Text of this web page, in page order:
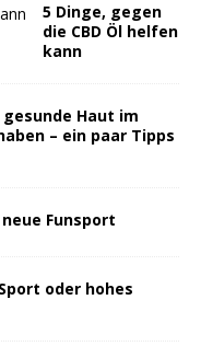
5 Dinge, gegen
die CBD Öl helfen
kann
gesunde Haut im
– ein paar Tipps
Funsport
oder hohes